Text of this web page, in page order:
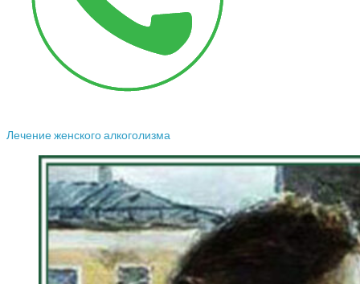
Лечение женского алкоголизма